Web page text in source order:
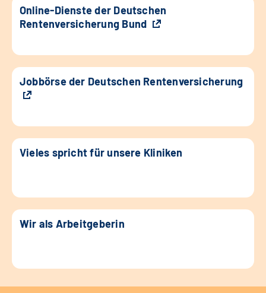
Online-Dienste der Deutschen
Rentenversicherung Bund
Jobbörse der Deutschen Rentenversicherung
Vieles spricht für unsere Kliniken
Wir als Arbeitgeberin